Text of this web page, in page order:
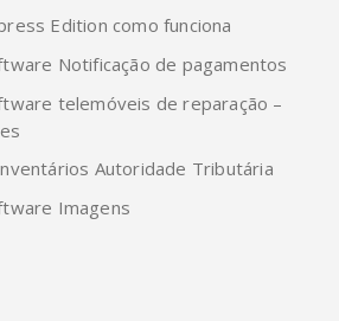
Edition como funciona
Notificação de pagamentos
telemóveis de reparação –
Autoridade Tributária
Imagens